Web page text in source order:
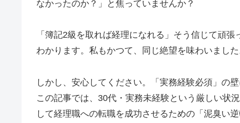
なかったのか？」と焦っていませんか？
「簿記2級を取れば経理になれる」そう信じて頑
わかります。私もかつて、同じ絶望を味わいました
しかし、安心してください。「実務経験必須」の
この記事では、30代・実務未経験という厳しい状
して経理職への転職を成功させるための「泥臭い